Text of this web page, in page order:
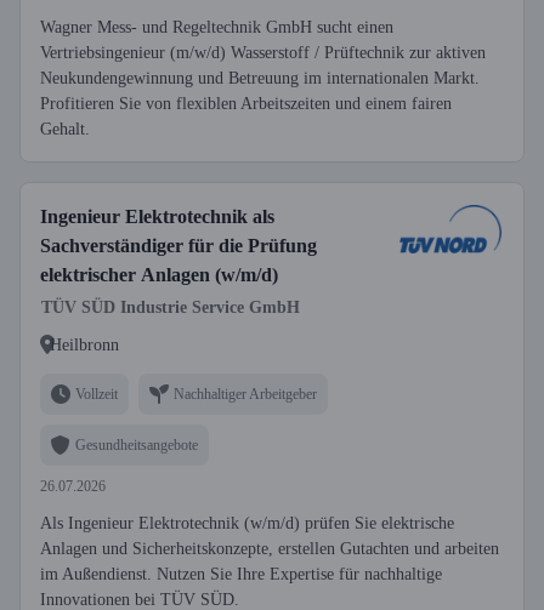
Wagner Mess- und Regeltechnik GmbH sucht einen
Vertriebsingenieur (m/w/d) Wasserstoff / Prüftechnik zur aktiven
Neukundengewinnung und Betreuung im internationalen Markt.
Profitieren Sie von flexiblen Arbeitszeiten und einem fairen
Gehalt.
Ingenieur Elektrotechnik als
Sachverständiger für die Prüfung
elektrischer Anlagen (w/m/d)
TÜV SÜD Industrie Service GmbH
Heilbronn
Vollzeit Nachhaltiger Arbeitgeber
Gesundheitsangebote
26.07.2026
Als Ingenieur Elektrotechnik (w/m/d) prüfen Sie elektrische
Anlagen und Sicherheitskonzepte, erstellen Gutachten und arbeiten
im Außendienst. Nutzen Sie Ihre Expertise für nachhaltige
Innovationen bei TÜV SÜD.